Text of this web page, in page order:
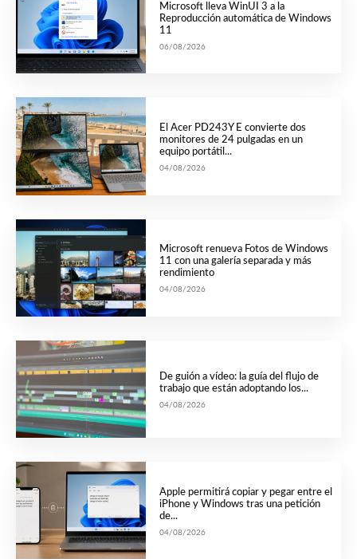
Microsoft lleva WinUI 3 a la
Reproducción automática de Windows
11
06/08/2026
El Acer PD243Y E convierte dos
monitores de 24 pulgadas en un
equipo portátil...
04/08/2026
Microsoft renueva Fotos de Windows
11 con una galería separada y más
rendimiento
04/08/2026
De guión a vídeo: la guía del flujo de
trabajo que están adoptando los...
04/08/2026
Apple permitirá copiar y pegar entre el
iPhone y Windows tras una petición
de...
04/08/2026